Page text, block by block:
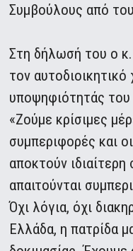
Συμβούλους από
Στη δήλωσή του ο κ.
τον
υποψηφιότητάς του
«Ζούμε κρίσιμες
συμπεριφορές και
αποκτούν
απαιτούνται
Όχι λόγια, όχι
Ελλάδα, η πατρίδα